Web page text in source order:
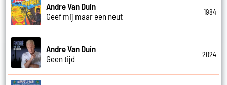
Andre Van Duin
Geef mij maar een neut
1984
Andre Van Duin
Geen tijd
2024